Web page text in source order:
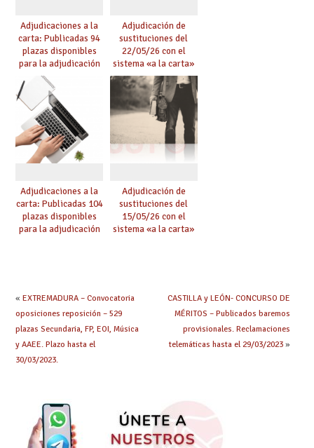
Adjudicaciones a la
carta: Publicadas 94
plazas disponibles
para la adjudicación
de mañana y abierto
plazo de solicitudes
Adjudicación de
sustituciones del
22/05/26 con el
sistema «a la carta»
conseguido con el
Acuerdo de Mejoras
Adjudicaciones a la
carta: Publicadas 104
plazas disponibles
para la adjudicación
Adjudicación de
sustituciones del
15/05/26 con el
sistema «a la carta»
« EXTREMADURA – Convocatoria
oposiciones reposición – 529
plazas Secundaria, FP, EOI, Música
y AAEE. Plazo hasta el
30/03/2023.
CASTILLA y LEÓN- CONCURSO DE
MÉRITOS – Publicados baremos
provisionales. Reclamaciones
telemáticas hasta el 29/03/2023»